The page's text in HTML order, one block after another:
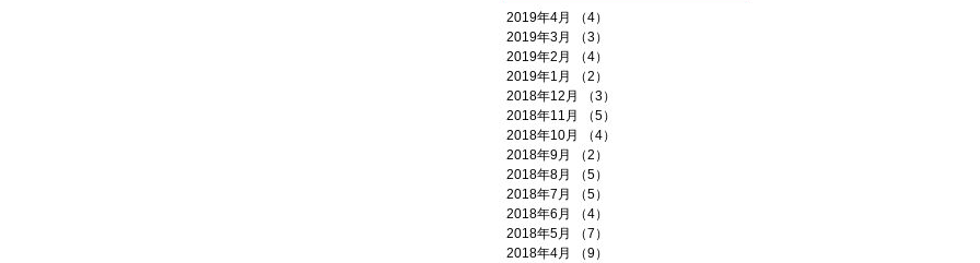
2019年4月 （4）
2019年3月
（3）
2019年2月
（4）
2019年1月
（2）
2018年12月
（3）
2018年11月
（5）
2018年10月
（4）
2018年9月
（2）
2018年8月
（5）
2018年7月
（5）
2018年6月
（4）
2018年5月
（7）
2018年4月
（9）